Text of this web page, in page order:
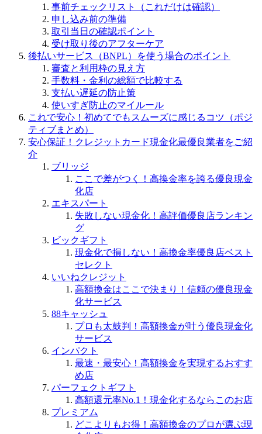
事前チェックリスト（これだけは確認）
申し込み前の準備
取引当日の確認ポイント
受け取り後のアフターケア
後払いサービス（BNPL）を使う場合のポイント
審査と利用枠の見え方
手数料・金利の総額で比較する
支払い遅延の防止策
使いすぎ防止のマイルール
これで安心！初めてでもスムーズに感じるコツ（ポジ
ティブまとめ）
安心保証！クレジットカード現金化最優良業者をご紹
介
ブリッジ
ここで差がつく！高換金率を誇る優良現金
化店
エキスパート
失敗しない現金化！高評価優良店ランキン
グ
ビックギフト
現金化で損しない！高換金率優良店ベスト
セレクト
いいねクレジット
高額換金はここで決まり！信頼の優良現金
化サービス
88キャッシュ
プロも太鼓判！高額換金が叶う優良現金化
サービス
インパクト
最速・最安心！高額換金を実現するおすす
め店
パーフェクトギフト
高額還元率No.1！現金化するならこのお店
プレミアム
どこよりもお得！高額換金のプロが選ぶ現